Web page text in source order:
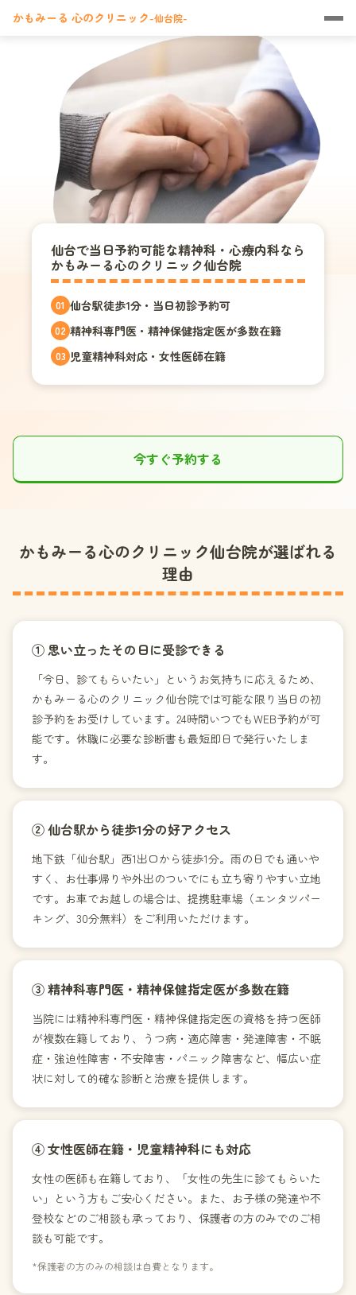
かもみーる 心のクリニック-仙台院-
仙台で当日予約可能な精神科・心療内科なら
かもみーる心のクリニック仙台院
01 仙台駅徒歩1分・当日初診予約可
02 精神科専門医・精神保健指定医が多数在籍
03 児童精神科対応・女性医師在籍
今すぐ予約する
かもみーる心のクリニック仙台院が選ばれる
理由
① 思い立ったその日に受診できる
「今日、診てもらいたい」というお気持ちに応えるため、
かもみーる心のクリニック仙台院では可能な限り当日の初
診予約をお受けしています。24時間いつでもWEB予約が可
能です。休職に必要な診断書も最短即日で発行いたしま
す。
② 仙台駅から徒歩1分の好アクセス
地下鉄「仙台駅」西1出口から徒歩1分。雨の日でも通いや
すく、お仕事帰りや外出のついでにも立ち寄りやすい立地
です。お車でお越しの場合は、提携駐車場（エンタツパー
キング、30分無料）をご利用いただけます。
③ 精神科専門医・精神保健指定医が多数在籍
当院には精神科専門医・精神保健指定医の資格を持つ医師
が複数在籍しており、うつ病・適応障害・発達障害・不眠
症・強迫性障害・不安障害・パニック障害など、幅広い症
状に対して的確な診断と治療を提供します。
④ 女性医師在籍・児童精神科にも対応
女性の医師も在籍しており、「女性の先生に診てもらいた
い」という方もご安心ください。また、お子様の発達や不
登校などのご相談も承っており、保護者の方のみでのご相
談も可能です。
*保護者の方のみの相談は自費となります。